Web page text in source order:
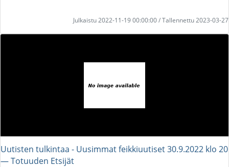
Julkaistu 2022-11-19 00:00:00 / Tallennettu 2023-03-27
Uutisten tulkintaa - Uusimmat feikkiuutiset 30.9.2022 klo 20
― Totuuden Etsijät